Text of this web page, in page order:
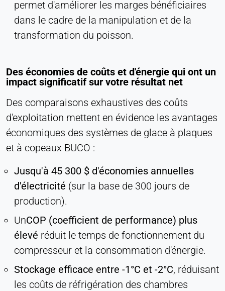
permet d'améliorer les marges bénéficiaires
dans le cadre de la manipulation et de la
transformation du poisson.
Des économies de coûts et d'énergie qui ont un
impact significatif sur votre résultat net
Des comparaisons exhaustives des coûts
d'exploitation mettent en évidence les avantages
économiques des systèmes de glace à plaques
et à copeaux BUCO :
Jusqu'à 45 300 $ d'économies annuelles
d'électricité (sur la base de 300 jours de
production).
UnCOP (coefficient de performance) plus
élevé réduit le temps de fonctionnement du
compresseur et la consommation d'énergie.
Stockage efficace entre -1°C et -2°C, réduisant
les coûts de réfrigération des chambres